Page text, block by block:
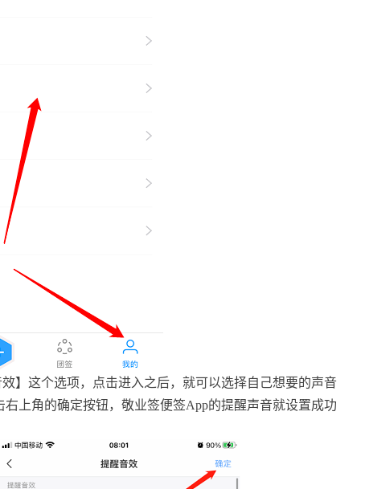
】这个选项，点击进入之后，就可以选择自己想要的声音
上角的确定按钮，敬业签便签App的提醒声音就设置成功